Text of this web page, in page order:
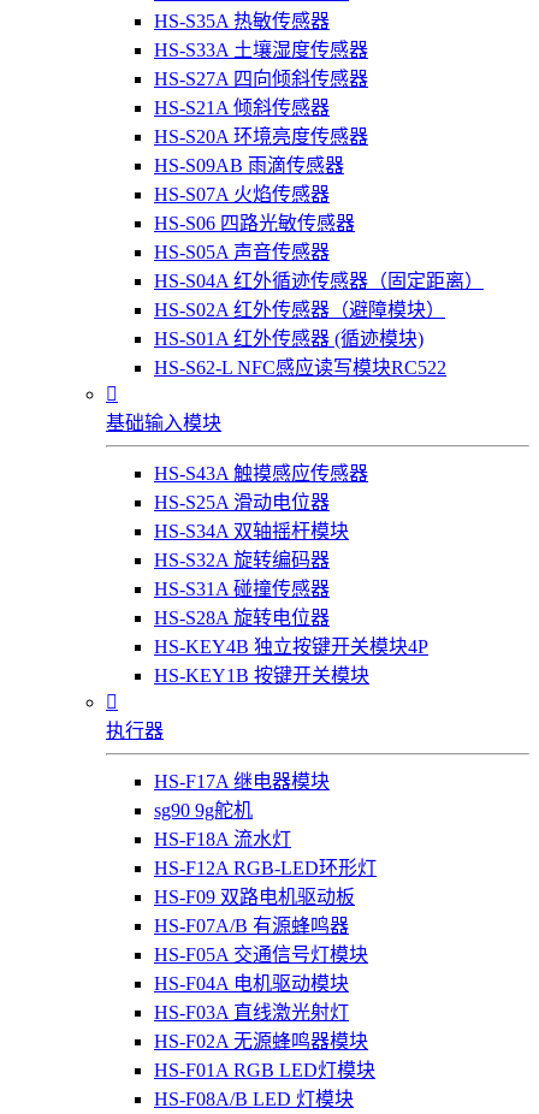
HS-S35A 热敏传感器
HS-S33A 土壤湿度传感器
HS-S27A 四向倾斜传感器
HS-S21A 倾斜传感器
HS-S20A 环境亮度传感器
HS-S09AB 雨滴传感器
HS-S07A 火焰传感器
HS-S06 四路光敏传感器
HS-S05A 声音传感器
HS-S04A 红外循迹传感器（固定距离）
HS-S02A 红外传感器（避障模块）
HS-S01A 红外传感器 (循迹模块)
HS-S62-L NFC感应读写模块RC522

基础输入模块
HS-S43A 触摸感应传感器
HS-S25A 滑动电位器
HS-S34A 双轴摇杆模块
HS-S32A 旋转编码器
HS-S31A 碰撞传感器
HS-S28A 旋转电位器
HS-KEY4B 独立按键开关模块4P
HS-KEY1B 按键开关模块

执行器
HS-F17A 继电器模块
sg90 9g舵机
HS-F18A 流水灯
HS-F12A RGB-LED环形灯
HS-F09 双路电机驱动板
HS-F07A/B 有源蜂鸣器
HS-F05A 交通信号灯模块
HS-F04A 电机驱动模块
HS-F03A 直线激光射灯
HS-F02A 无源蜂鸣器模块
HS-F01A RGB LED灯模块
HS-F08A/B LED 灯模块